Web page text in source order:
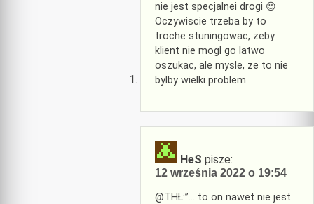
nie jest specjalnei drogi 😉
Oczywiscie trzeba by to
troche stuningowac, zeby
klient nie mogl go latwo
oszukac, ale mysle, ze to nie
bylby wielki problem.
HeS pisze:
12 września 2022 o 19:54
@THŁ:”… to on nawet nie jest